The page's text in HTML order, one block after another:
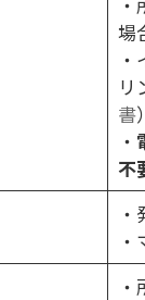
場
リ
書
・
不